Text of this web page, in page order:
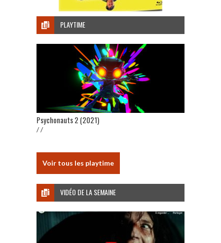
PLAYTIME
Psychonauts 2 (2021)
/ /
Voir tous les playtime
VIDÉO DE LA SEMAINE